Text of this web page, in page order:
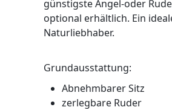
günstigste Angel-oder
optional erhältlich. Ein
Naturliebhaber.
Grundausstattung:
Abnehmbarer Sitz
zerlegbare Ruder